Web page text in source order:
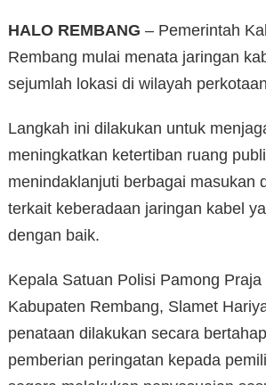
HALO REMBANG – Pemerintah
Rembang mulai menata jaringan
sejumlah lokasi di wilayah
Langkah ini dilakukan untuk
meningkatkan ketertiban ruang
menindaklanjuti berbagai masukan
terkait keberadaan jaringan kabel
dengan baik.
Kepala Satuan Polisi Pamong Praja
Kabupaten Rembang, Slamet
penataan dilakukan secara
pemberian peringatan kepada